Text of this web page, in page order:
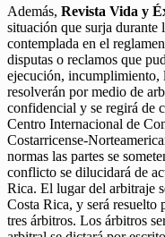
Además, Revista Vida y
situación que surja durante
contemplada en el
disputas o reclamos que
ejecución, incumplimiento,
resolverán por medio de
confidencial y se regirá de
Centro Internacional de
Costarricense-
normas las partes se
conflicto se dilucidará de
Rica. El lugar del arbitraje
Costa Rica, y será
tres árbitros. Los árbitros